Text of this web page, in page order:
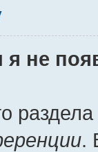
я не
.